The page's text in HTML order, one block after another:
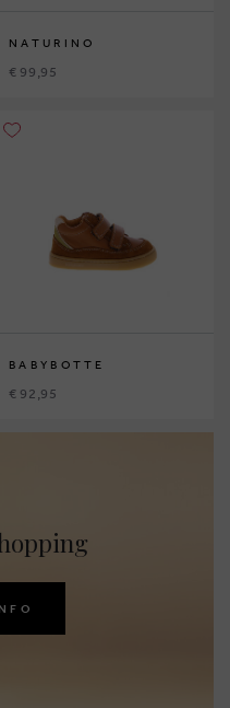
NATURINO
€ 99,95
BABYBOTTE
€ 92,95